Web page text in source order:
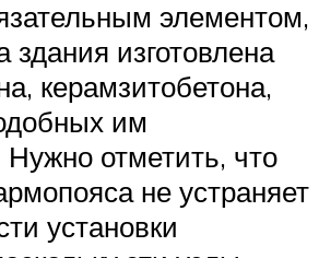
элементом,
здания изготовлена
керамзитобетона,
им
отметить, что
не устраняет
установки